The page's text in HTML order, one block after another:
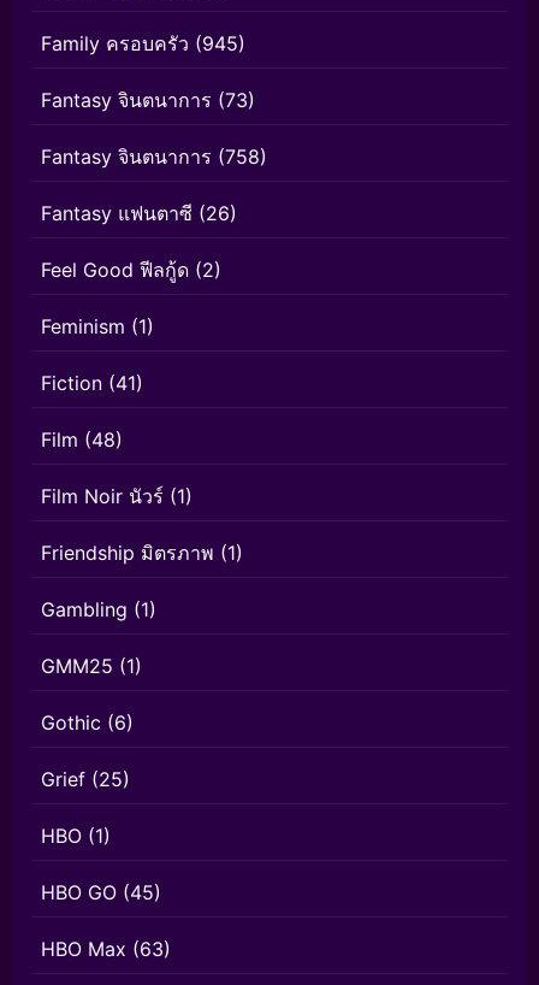
Family ครอบครัว (945)
Fantasy จินตนาการ (73)
Fantasy จินตนาการ (758)
Fantasy แฟนตาซี (26)
Feel Good ฟีลกู้ด (2)
Feminism (1)
Fiction (41)
Film (48)
Film Noir นัวร์ (1)
Friendship มิตรภาพ (1)
Gambling (1)
GMM25 (1)
Gothic (6)
Grief (25)
HBO (1)
HBO GO (45)
HBO Max (63)